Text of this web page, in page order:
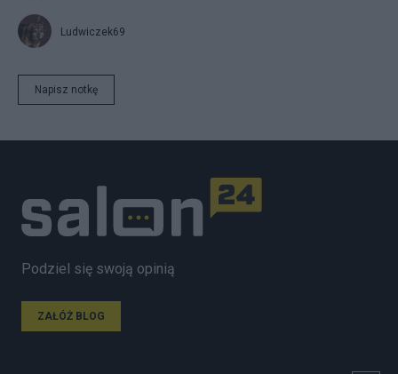
Ludwiczek69
Napisz notkę
Podziel się swoją opinią
ZAŁÓŻ BLOG